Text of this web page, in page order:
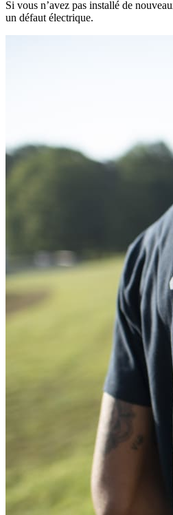
Si vous n’avez pas installé de
un défaut électrique.